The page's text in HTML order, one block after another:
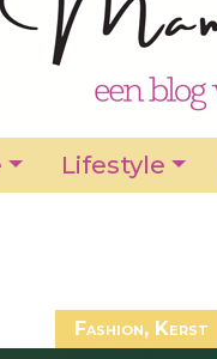
Lifestyle
Fashion, Kerst